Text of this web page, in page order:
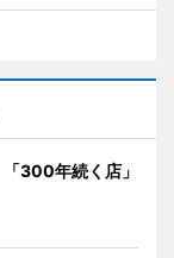
300年続く店」